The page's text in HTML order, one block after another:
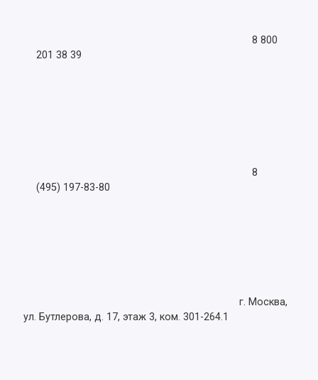
8 800
201 38 39
8
(495) 197-83-80
г. Москва,
ул. Бутлерова, д. 17, этаж 3, ком. 301-264.1